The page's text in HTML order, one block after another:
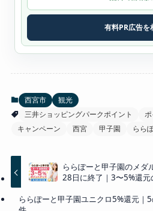
有料PR広告を
西宮市
観光
三井ショッピングパークポイント
キャンペーン
西宮 甲子園 らら
ららぽーと甲子園のメダ
28日に終了｜3〜5%還元
ららぽーと甲子園ユニクロ5%還元｜